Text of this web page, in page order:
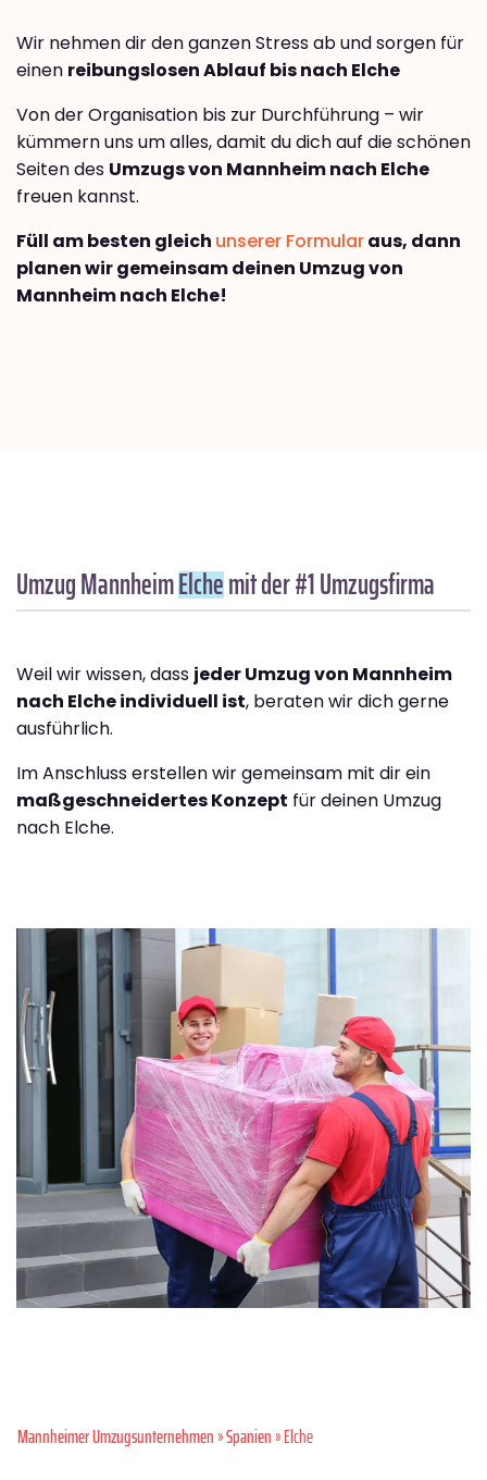
Wir nehmen dir den ganzen Stress ab und sorgen für
einen reibungslosen Ablauf bis nach Elche
Von der Organisation bis zur Durchführung – wir
kümmern uns um alles, damit du dich auf die schönen
Seiten des Umzugs von Mannheim nach Elche
freuen kannst.
Füll am besten gleich unserer Formularaus, dann
planen wir gemeinsam deinen Umzug von
Mannheim nach Elche!
Umzug MannheimElchemit der #1 Umzugsfirma
Weil wir wissen, dass jeder Umzug von Mannheim
nach Elche individuell ist, beraten wir dich gerne
ausführlich.
Im Anschluss erstellen wir gemeinsam mit dir ein
maßgeschneidertes Konzept für deinen Umzug
nach Elche.
Mannheimer Umzugsunternehmen»Spanien» Elche